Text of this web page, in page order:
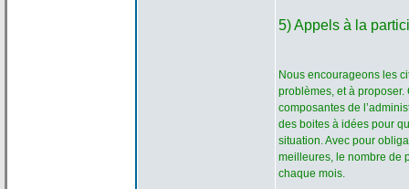
5) Appels à la
Nous encourageons les
problèmes, et à proposer.
composantes de
des boites à idées pour
situation. Avec pour
meilleures, le nombre de
chaque mois.